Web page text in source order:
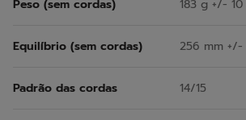
Peso (sem cordas) 183 g +/-
Equilíbrio (sem cordas) 256 mm +/-
Padrão das cordas 14/15